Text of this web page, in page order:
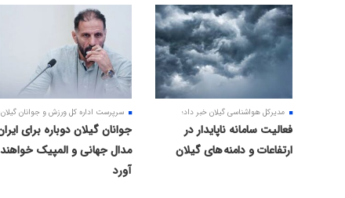
مدیرکل هواشناسی گیلان خبر داد؛
فعالیت سامانه ناپایدار در
ارتفاعات و دامنه های گیلان
سرپرست اداره کل ورزش و جوانان گیلان:
جوانان گیلان دوباره برای
مدال جهانی و المپیک خواهند
آورد